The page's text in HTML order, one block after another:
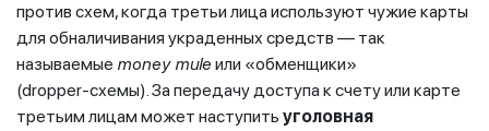
против схем, когда третьи лица используют чужие карты
для обналичивания украденных средств — так
называемые money mule или «обменщики»
(dropper‑схемы). За передачу доступа к счету или карте
третьим лицам может наступить уголовная